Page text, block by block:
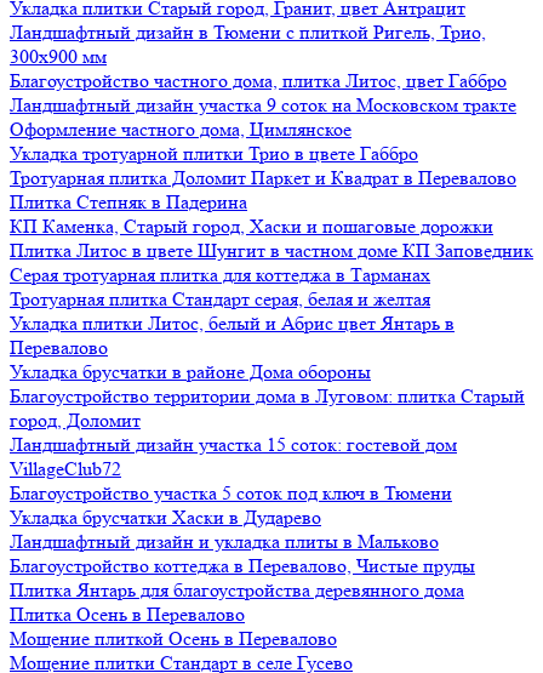
Укладка плитки Старый город, Гранит, цвет Антрацит
Ландшафтный дизайн в Тюмени с плиткой Ригель, Трио,
300х900 мм
Благоустройство частного дома, плитка Литос, цвет Габбро
Ландшафтный дизайн участка 9 соток на Московском тракте
Оформление частного дома, Цимлянское
Укладка тротуарной плитки Трио в цвете Габбро
Тротуарная плитка Доломит Паркет и Квадрат в Перевалово
Плитка Степняк в Падерина
КП Каменка, Старый город, Хаски и пошаговые дорожки
Плитка Литос в цвете Шунгит в частном доме КП Заповедник
Серая тротуарная плитка для коттеджа в Тарманах
Тротуарная плитка Стандарт серая, белая и желтая
Укладка плитки Литос, белый и Абрис цвет Янтарь в
Перевалово
Укладка брусчатки в районе Дома обороны
Благоустройство территории дома в Луговом: плитка Старый
город, Доломит
Ландшафтный дизайн участка 15 соток: гостевой дом
VillageClub72
Благоустройство участка 5 соток под ключ в Тюмени
Укладка брусчатки Хаски в Дударево
Ландшафтный дизайн и укладка плиты в Мальково
Благоустройство коттеджа в Перевалово, Чистые пруды
Плитка Янтарь для благоустройства деревянного дома
Плитка Осень в Перевалово
Мощение плиткой Осень в Перевалово
Мощение плитки Стандарт в селе Гусево